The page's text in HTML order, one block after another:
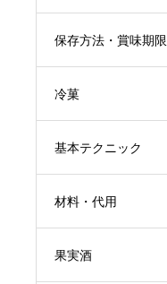
保存方法・賞味期限
冷菓
基本テクニック
材料・代用
果実酒